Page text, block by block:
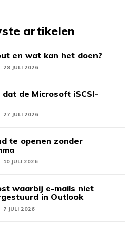
artikelen
en wat kan het doen?
28 JULI 2026
de Microsoft iSCSI-
27 JULI 2026
te openen zonder
10 JULI 2026
waarbij e-mails niet
in Outlook
7 JULI 2026